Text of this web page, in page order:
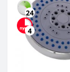
24
4